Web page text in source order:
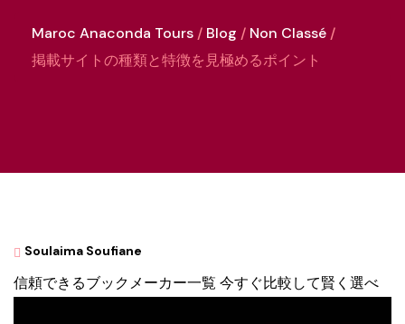
Maroc Anaconda Tours Blog
Non Classé
掲載サイトの種類と特徴を見極めるポイント
Soulaima Soufiane
信頼できるブックメーカー一覧 今すぐ比較して賢く選べ